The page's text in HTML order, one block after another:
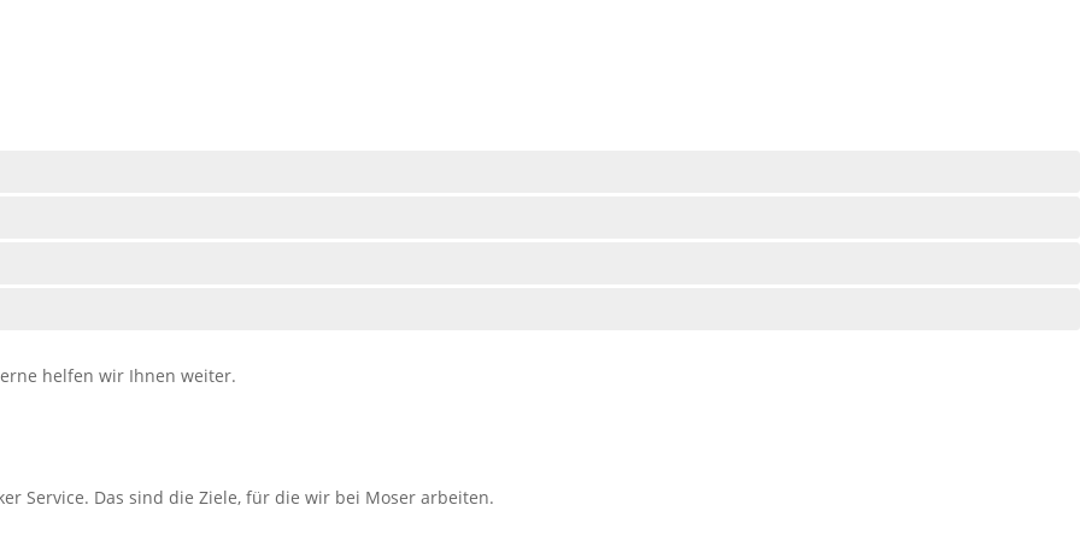
helfen wir Ihnen weiter.
Service. Das sind die Ziele, für die wir bei Moser arbeiten.